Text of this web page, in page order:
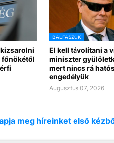
BALFASZOK
El kell távolítani a
miniszter
mert nincs rá
engedélyük
Augusztus 07, 2026
meg híreinket első